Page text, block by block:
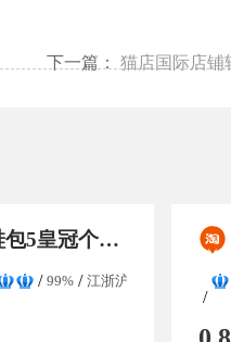
下一篇： 猫店国际店铺转
实体交易 保证金无需退还 协议变更过户
99% 江浙沪地区